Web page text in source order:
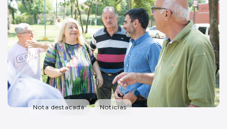
Nota destacada Noticias